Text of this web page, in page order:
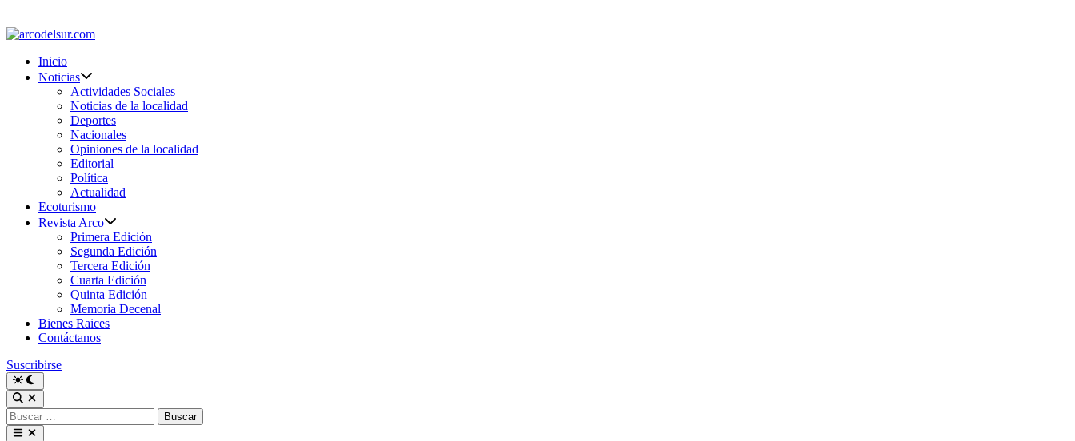
al
Inicio
Noticias
Actividades Sociales
Noticias de la localidad
Deportes
Nacionales
Opiniones de la localidad
Editorial
Política
Actualidad
Ecoturismo
Revista Arco
Primera Edición
Segunda Edición
Tercera Edición
Cuarta Edición
Quinta Edición
Memoria Decenal
Bienes Raices
Contáctanos
Suscribirse
Buscar: